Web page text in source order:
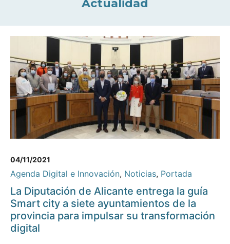
Actualidad
04/11/2021
Agenda Digital e Innovación, Noticias, Portada
La Diputación de Alicante entrega la guía
Smart city a siete ayuntamientos de la
provincia para impulsar su transformación
digital